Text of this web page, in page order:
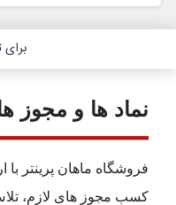
نماد ها و مجوز
فروشگاه ماهان پرینتر با
کسب مجوز های لازم،